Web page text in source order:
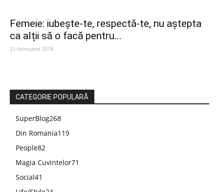
Femeie: iubește-te, respectă-te, nu aștepta
ca alții să o facă pentru...
21 februarie 2018
CATEGORIE POPULARĂ
SuperBlog268
Din Romania119
People82
Magia Cuvintelor71
Social41